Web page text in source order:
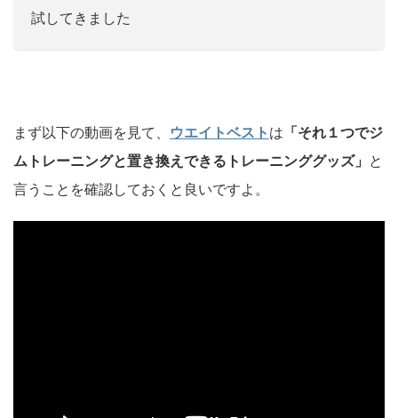
試してきました
まず以下の動画を見て、 ウエイトベスト は 「それ１つでジ
ムトレーニングと置き換えできるトレーニンググッズ」 と
言うことを確認しておくと良いですよ。